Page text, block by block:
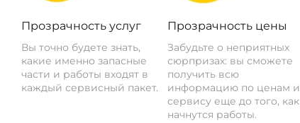
Прозрачность услуг
Вы точно будете знать,
какие именно запасные
части и работы входят в
каждый сервисный пакет.
Прозрачность цены
Забудьте о неприятных
сюрпризах: вы сможете
получить всю
информацию по ценам и
сервису еще до того, как
начнутся работы.